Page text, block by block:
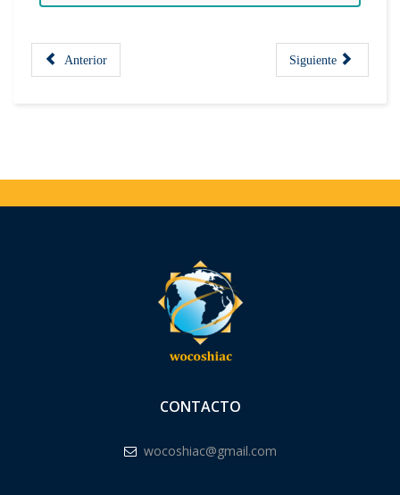
Anterior Siguiente
CONTACTO
wocoshiac@gmail.com